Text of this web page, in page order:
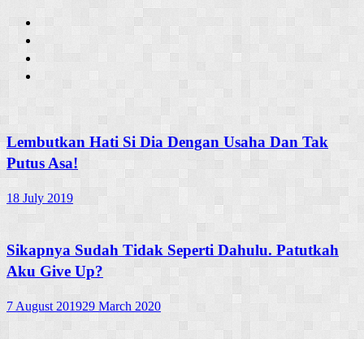
Lembutkan Hati Si Dia Dengan Usaha Dan Tak
Putus Asa!
18 July 2019
Sikapnya Sudah Tidak Seperti Dahulu. Patutkah
Aku Give Up?
7 August 201929 March 2020